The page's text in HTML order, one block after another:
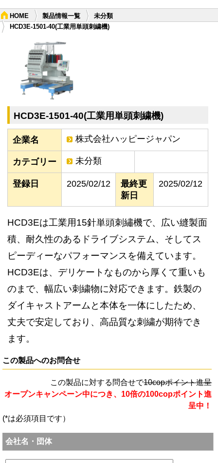
HOME 製品情報一覧
未分類
HCD3E-1501-40(工業用単頭刺繍機)
HCD3E-1501-40(工業用単頭刺繍機)
企業名 株式会社ハッピージャパン
カテゴリー 未分類
登録日 2025/02/12
最終更
新日
2025/02/12
HCD3Eは工業用15針単頭刺繡機で、広い縫製面
積、耐久性のあるドライブシステム、そしてス
ピーディーなパフォーマンスを備えています。
HCD3Eは、デリケートなものから厚くて重いも
のまで、幅広い刺繍物に対応できます。鉄製の
ダイキャストアームと本体を一体にしたため、
丈夫で安定しており、高品質な刺繍が期待でき
ます。
この製品へのお問合せ
この製品に対する問合せで10copポイント進呈
オープンキャンペーン中につき、10倍の100copポイント進
呈中！
(*は必須項目です）
会社名・団体